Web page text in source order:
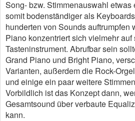
Song- bzw. Stimmenauswahl etwas
somit bodenständiger als
hunderten von Sounds auftrumpfen
Piano konzentriert sich vielmehr
Tasteninstrument. Abrufbar sein
Grand Piano und Bright Piano,
Varianten, außerdem die Rock-
und einige ein paar weitere
Vorbildlich ist das Konzept dann,
Gesamtsound über verbaute
kann.